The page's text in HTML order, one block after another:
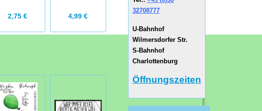
2,75 € 4,99 € 1,99 €
32708777
U-Bahnhof
Wilmersdorfer Str.
S-Bahnhof
Charlottenburg
Öffnungszeiten